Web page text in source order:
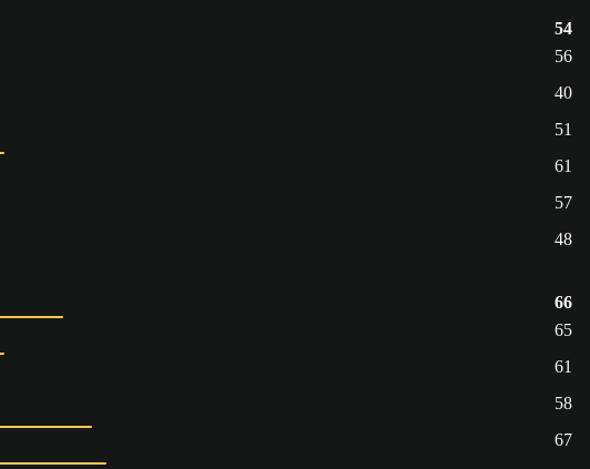
54
56
40
51
61
57
48
66
65
61
58
67